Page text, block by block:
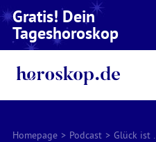
Gratis! Dein
Tageshoroskop
Homepage > Podcast > Glück ist